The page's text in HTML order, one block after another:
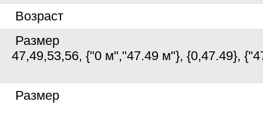
Возраст
Размер
47,49,53,56, {"0 м","47.49 м"}, {0,47.49},
Размер